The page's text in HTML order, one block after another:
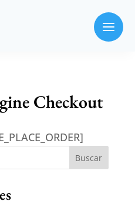
Checkout
Buscar